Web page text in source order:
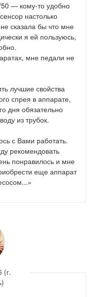
— кому-то удобно
настолько
сказала бы что мне
я ей пользуюсь,
мне педали не
лучшие свойства
спрея в аппарате,
дня обязательно
из трубок.
с Вами работать.
рекомендовать
понравилось и мне
еще аппарат
(г.